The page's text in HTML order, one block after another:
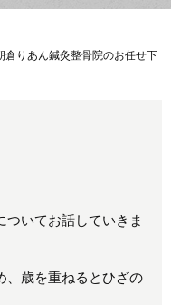
倉りあん鍼灸整骨院のお任せ下
ついてお話していきま
、歳を重ねるとひざの